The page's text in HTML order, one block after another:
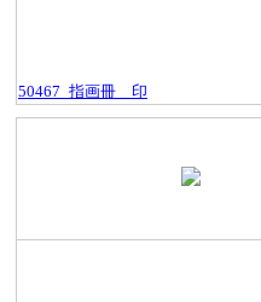
50467_指画冊＿印